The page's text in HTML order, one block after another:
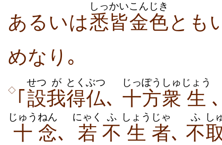
あるいは悉皆
しっかい
金色
こんじき
とも
めなり｡
◇ ｢ 設
せつ
我
が
得仏
とくぶつ
､ 十方
じっぽう
衆
しゅ
生
じょう
十
じゅう
念
ねん
､ 若
にゃく
不
ふ
生
しょう
者
じゃ
､ 不
ふ し